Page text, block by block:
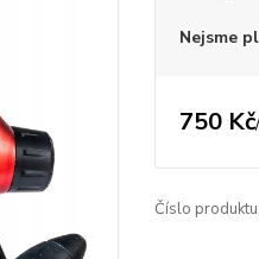
Nejsme
750 Kč/
Číslo produktu: